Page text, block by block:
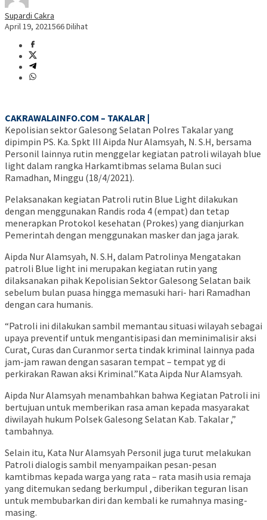
Supardi Cakra
April 19, 2021566 Dilihat
CAKRAWALAINFO.COM – TAKALAR |
Kepolisian sektor Galesong Selatan Polres Takalar yang
dipimpin PS. Ka. Spkt III Aipda Nur Alamsyah, N. S.H, bersama
Personil lainnya rutin menggelar kegiatan patroli wilayah blue
light dalam rangka Harkamtibmas selama Bulan suci
Ramadhan, Minggu (18/4/2021).
Pelaksanakan kegiatan Patroli rutin Blue Light dilakukan
dengan menggunakan Randis roda 4 (empat) dan tetap
menerapkan Protokol kesehatan (Prokes) yang dianjurkan
Pemerintah dengan menggunakan masker dan jaga jarak.
Aipda Nur Alamsyah, N. S.H, dalam Patrolinya Mengatakan
patroli Blue light ini merupakan kegiatan rutin yang
dilaksanakan pihak Kepolisian Sektor Galesong Selatan baik
sebelum bulan puasa hingga memasuki hari- hari Ramadhan
dengan cara humanis.
“Patroli ini dilakukan sambil memantau situasi wilayah sebagai
upaya preventif untuk mengantisipasi dan meminimalisir aksi
Curat, Curas dan Curanmor serta tindak kriminal lainnya pada
jam-jam rawan dengan sasaran tempat – tempat yg di
perkirakan Rawan aksi Kriminal.”Kata Aipda Nur Alamsyah.
Aipda Nur Alamsyah menambahkan bahwa Kegiatan Patroli ini
bertujuan untuk memberikan rasa aman kepada masyarakat
diwilayah hukum Polsek Galesong Selatan Kab. Takalar ,”
tambahnya.
Selain itu, Kata Nur Alamsyah Personil juga turut melakukan
Patroli dialogis sambil menyampaikan pesan-pesan
kamtibmas kepada warga yang rata – rata masih usia remaja
yang ditemukan sedang berkumpul , diberikan teguran lisan
untuk membubarkan diri dan kembali ke rumahnya masing-
masing.